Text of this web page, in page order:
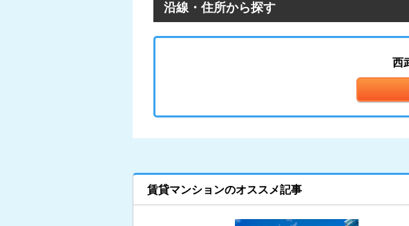
沿線・住所から探す
西
賃貸マンションのオススメ記事